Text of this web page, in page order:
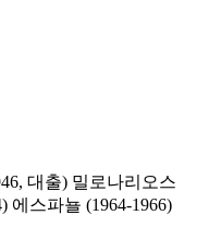
대출) 밀로나리오스
에스파뇰 (1964-1966)